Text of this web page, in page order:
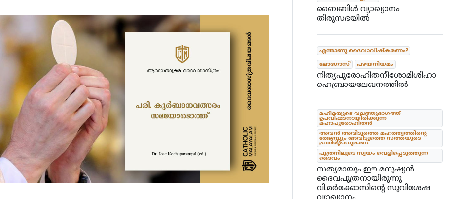
ബൈബിൾ വ്യാഖ്യാനം
തിരുസഭയിൽ
എന്താണു ദൈവാവിഷ്കരണം?
ലോഗോസ്'
പഴയനിയമം
നിത്യപുരോഹിതനീശോമിശിഹാ
ഹെബ്രായലേഖനത്തിൽ
മഹിമയുടെ വലത്തുഭാഗത്ത്
ഉപവിഷ്ടനായിരിക്കുന്ന
മഹാപുരോഹിതൻ
അവൻ അവിടുത്തെ മഹത്ത്വത്തിന്റെ
തേജസ്സും അവിടുത്തെ സത്തയുടെ
പ്രതിരൂപവുമാണ്.
പുത്രനിലൂടെ സ്വയം വെളിപ്പെടുത്തുന്ന
ദൈവം
സത്യമായും ഈ മനുഷ്യൻ
ദൈവപുത്രനായിരുന്നു
വി.മർക്കോസിൻ്റെ സുവിശേഷ
വ്യാഖ്യാനം